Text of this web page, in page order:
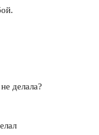
делала?